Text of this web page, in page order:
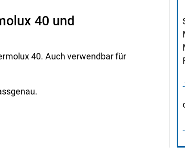
40 und
40. Auch verwendbar für